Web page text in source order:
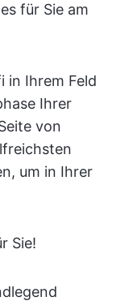
für Sie am
in Ihrem Feld
Ihrer
von
um in Ihrer
Sie!